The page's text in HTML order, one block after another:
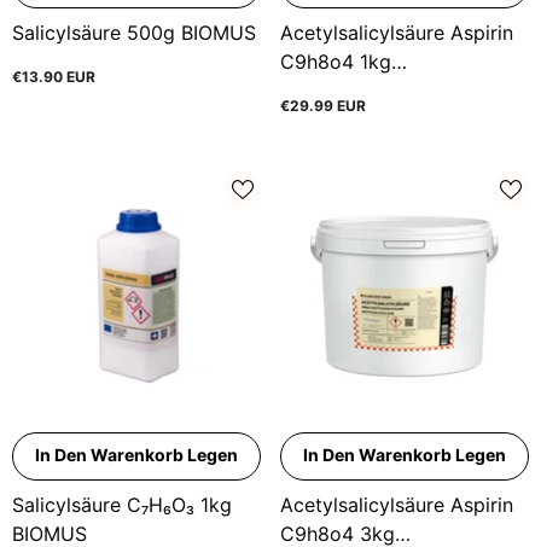
Salicylsäure 500g BIOMUS
€13.90 EUR
Acetylsalicylsäure Aspirin
C9h8o4 1kg
€29.99 EUR
In Den Warenkorb Legen
Salicylsäure C₇H₆O₃ 1kg
BIOMUS
In Den Warenkorb Legen
Acetylsalicylsäure Aspirin
C9h8o4 3kg